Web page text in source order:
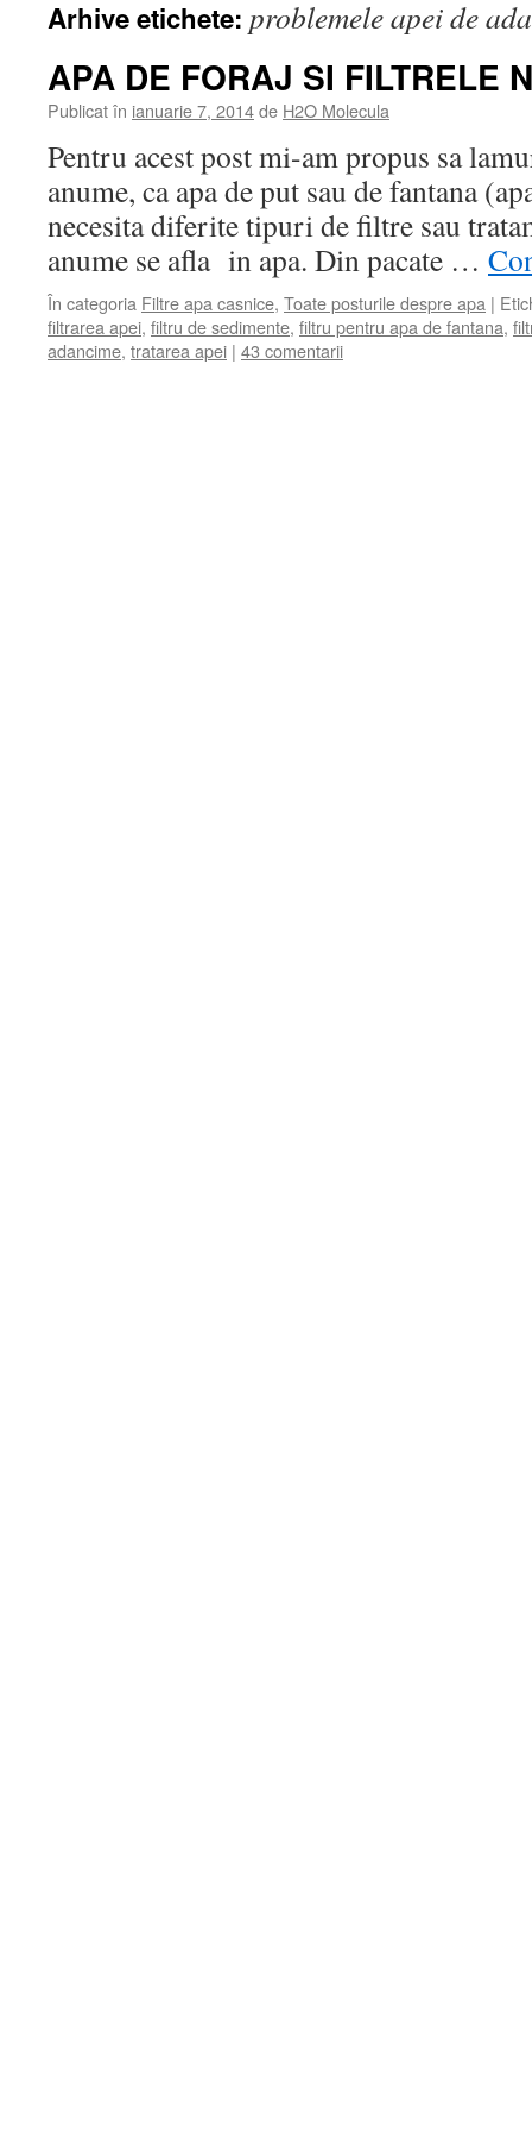
Arhive etichete: problemele apei de
APA DE FORAJ SI FILTRELE
Publicat în ianuarie 7, 2014de H2O Molecula
Pentru acest post mi-am propus sa
anume, ca apa de put sau de fantana
necesita diferite tipuri de filtre sau
anume se afla in apa. Din pacate …
În categoria Filtre apa casnice, Toate posturile despre apa |
filtrarea apei, filtru de sedimente, filtru pentru apa de fantana,
adancime, tratarea apei | 43 comentarii